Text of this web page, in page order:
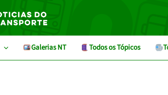
Galerias NT Todos os Tópicos